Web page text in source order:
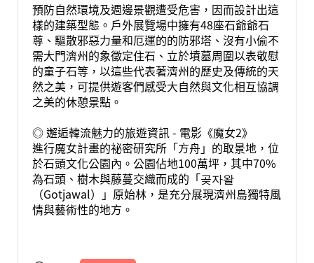
預防自然環境及週邊景觀遭受危害，因而設計出這
樣的建築型態。戶外展覽場中擁有48座石爺爺石
尊、驅散邪惡力量和厄運的的防邪塔、沒有小偷不
需大門濟州的象徵定住石、立於墳墓周圍以表敬慰
的童子石等，以這些代表著濟州的歷史及傳統的天
然之美，可提供遊客們感受大自然與文化相互協調
之美的休憩景點。
◎ 邂逅韓流魅力的旅遊資訊 - 電影《魔女2》
進行魔女計畫的祕密研究所「方舟」的取景地，位
於石頭文化公園內。公園佔地100萬坪，其中70%
為石頭、樹木與藤蔓交織而成的「곶자왈
（Gotjawal）」原始林，是充分展現濟州島獨特風
情與藝術性的地方。